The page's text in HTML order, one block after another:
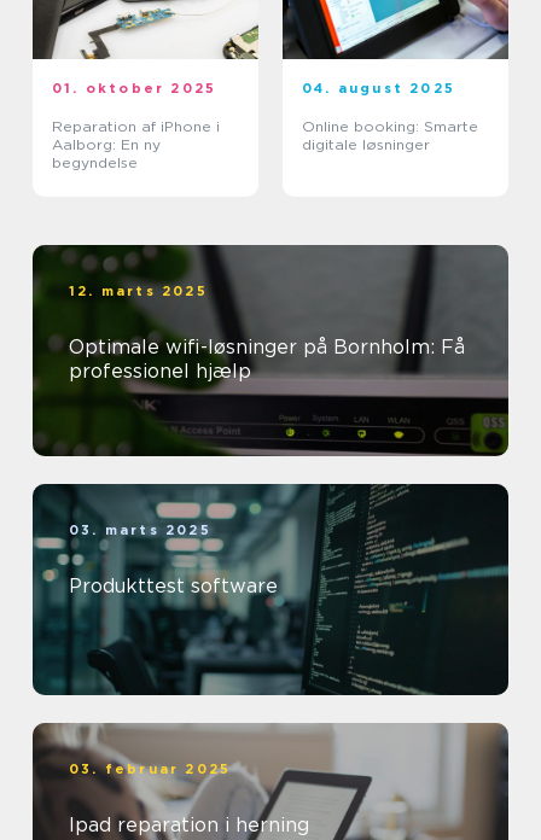
01. oktober 2025
Reparation af iPhone i
Aalborg: En ny
begyndelse
04. august 2025
Online booking: Smarte
digitale løsninger
12. marts 2025
Optimale wifi-løsninger på Bornholm: Få
professionel hjælp
03. marts 2025
Produkttest software
03. februar 2025
Ipad reparation i herning